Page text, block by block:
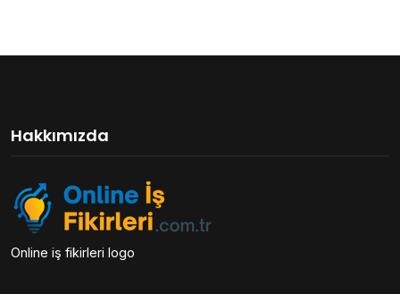
Hakkımızda
Online iş fikirleri logo